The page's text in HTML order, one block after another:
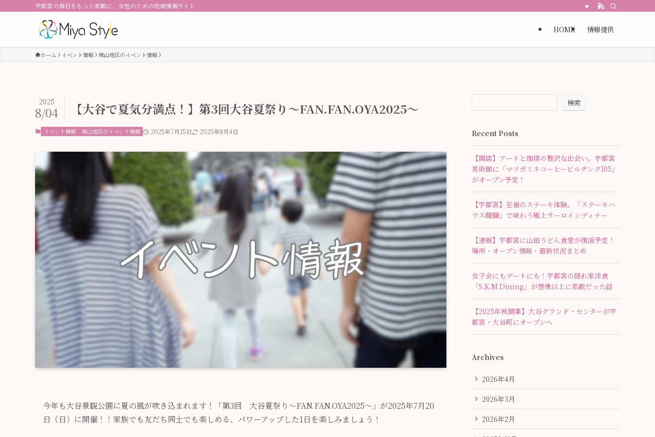
宇都宮の毎日をもっと素敵に、女性のための地域情報サイト
HOME 情報提供
ホーム イベント情報 城山地区のイベント情報
【大谷で夏気分満点！】第3回大谷夏祭り～FAN.FAN.OYA2025～
2025
8/04
イベント情報 城山地区のイベント情報 2025年7月15日 2025年8月4日
今年も大谷景観公園に夏の風が吹き込まれます！「第3回 大谷夏祭り～FAN.FAN.OYA2025～」が2025年7月20
日（日）に開催！！家族でも友だち同士でも楽しめる、パワーアップした1日を楽しみましょう！
検索
Recent Posts
【開店】アートと珈琲の贅沢な出会い。宇都宮
美術館に「マツガミネコーヒービルヂング105」
がオープン予定！
【宇都宮】至福のステーキ体験。「ステーキハ
ウス醍醐」で味わう極上サーロインディナー
【速報】宇都宮に山田うどん食堂が復活予定！
場所・オープン情報・最新状況まとめ
女子会にもデートにも！宇都宮の隠れ家洋食
「S.K.M.Dining」が想像以上に素敵だった話
【2025年秋開業】大谷グランド・センターが宇
都宮・大谷町にオープンへ
Archives
2026年4月
2026年3月
2026年2月